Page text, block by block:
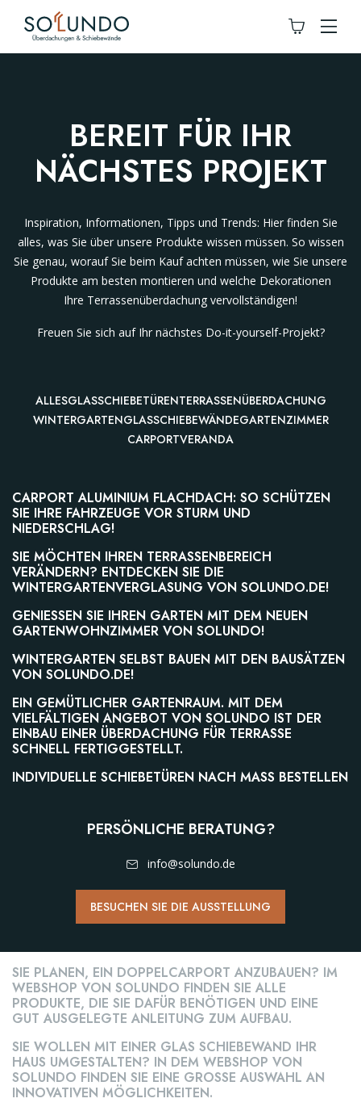
BEREIT FÜR IHR
NÄCHSTES PROJEKT
Inspiration, Informationen, Tipps und Trends: Hier finden Sie
alles, was Sie über unsere Produkte wissen müssen. So wissen
Sie genau, worauf Sie beim Kauf achten müssen, wie Sie unsere
Produkte am besten montieren und welche Dekorationen
Ihre Terrassenüberdachung vervollständigen!
Freuen Sie sich auf Ihr nächstes Do-it-yourself-Projekt?
ALLESGLASSCHIEBETÜRENTERRASSENÜBERDACHUNG
WINTERGARTENGLASSCHIEBEWÄNDEGARTENZIMMER
CARPORTVERANDA
PERSÖNLICHE BERATUNG?
info@solundo.de
BESUCHEN SIE DIE AUSSTELLUNG
CARPORT ALUMINIUM FLACHDACH: SO SCHÜTZEN
SIE IHRE FAHRZEUGE VOR STURM UND
NIEDERSCHLAG!
VERANDA
SIE MÖCHTEN IHREN TERRASSENBEREICH
VERÄNDERN? ENTDECKEN SIE DIE
WINTERGARTENVERGLASUNG VON SOLUNDO.DE!
GARTENZIMMER
GENIESSEN SIE IHREN GARTEN MIT DEM NEUEN G
ARTENWOHNZIMMER VON SOLUNDO!
WINTERGARTEN SELBST BAUEN MIT DEN BAUSÄTZEN
VON SOLUNDO.DE!
EIN GEMÜTLICHER GARTENRAUM. MIT DEM
VIELFÄLTIGEN ANGEBOT VON SOLUNDO IST DER
EINBAU EINER ÜBERDACHUNG FÜR TERRASSE
SCHNELL FERTIGGESTELLT.
GLASSCHIEBETÜREN
INDIVIDUELLE SCHIEBETÜREN NACH MASS BESTELLEN
SIE PLANEN, EIN ⁣DOPPELCARPORT⁣ ANZUBAUEN? IM
WEBSHOP VON SOLUNDO FINDEN SIE ALLE
PRODUKTE, DIE SIE DAFÜR BENÖTIGEN UND EINE
GUT AUSGELEGTE ANLEITUNG ZUM AUFBAU.
SIE WOLLEN MIT EINER GLAS SCHIEBEWAND IHR
HAUS UMGESTALTEN? IN DEM WEBSHOP VON
SOLUNDO FINDEN SIE EINE GROSSE AUSWAHL AN I
NNOVATIVEN MÖGLICHKEITEN.